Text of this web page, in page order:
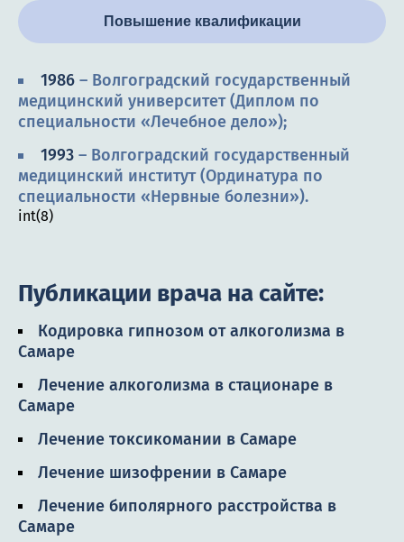
Повышение квалификации
1986 – Волгоградский государственный
медицинский университет (Диплом по
специальности «Лечебное дело»);
1993 – Волгоградский государственный
медицинский институт (Ординатура по
специальности «Нервные болезни»).
int(8)
Публикации врача на сайте:
Кодировка гипнозом от алкоголизма в
Самаре
Лечение алкоголизма в стационаре в
Самаре
Лечение токсикомании в Самаре
Лечение шизофрении в Самаре
Лечение биполярного расстройства в
Самаре